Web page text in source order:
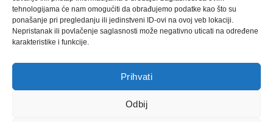
tehnologijama će nam omogućiti da obrađujemo podatke kao što su
ponašanje pri pregledanju ili jedinstveni ID-ovi na ovoj veb lokaciji.
Nepristanak ili povlačenje saglasnosti može negativno uticati na određene
karakteristike i funkcije.
Prihvati
Odbij
Novosti
Sistem mjerenja vibracija – papir mašina 4
Certificirani partner za održavanje